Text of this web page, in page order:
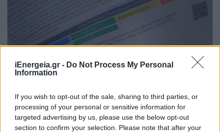
iEnergeia.gr - Do Not Process My Personal
Information
If you wish to opt-out of the sale, sharing to third parties, or
processing of your personal or sensitive information for
targeted advertising by us, please use the below opt-out
section to confirm your selection. Please note that after your
ΗΛΕΚΤΡΙΣΜΟΣ